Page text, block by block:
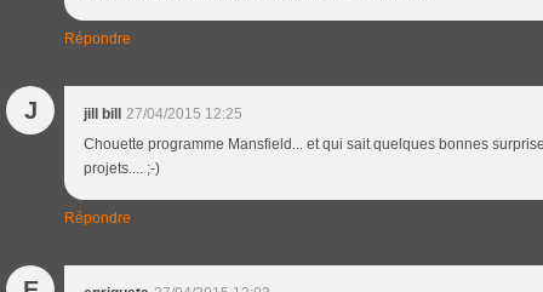
Répondre
J jill bill 27/04/2015 12:25
Chouette programme Mansfield... et qui sait quelques bonnes
projets.... ;-)
Répondre